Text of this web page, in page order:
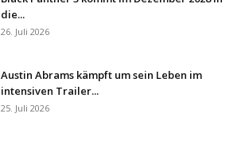
die...
26. Juli 2026
Austin Abrams kämpft um sein Leben im
intensiven Trailer...
25. Juli 2026